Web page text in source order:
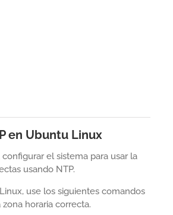
en Ubuntu Linux
el sistema para usar la
usando NTP.
use los siguientes comandos
horaria correcta.